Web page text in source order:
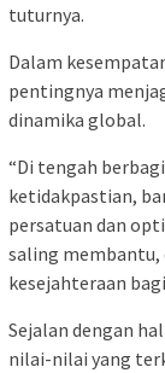
tuturnya.
Dalam
pentingnya
dinamika global.
“Di tengah
ketidakpastian,
persatuan dan
saling membantu,
kesejahteraan
Sejalan dengan
nilai-nilai yang